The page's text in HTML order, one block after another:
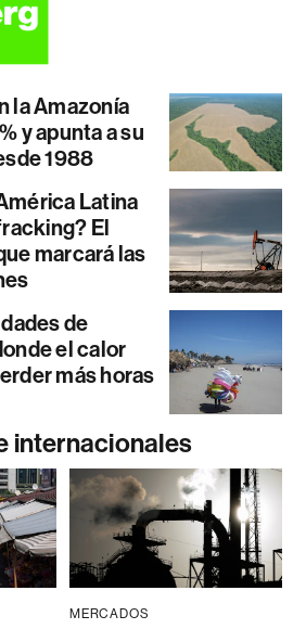
la Amazonía
y apunta a su
1988
Latina
El
marcará las
de
el calor
más horas
internacionales
MERCADOS